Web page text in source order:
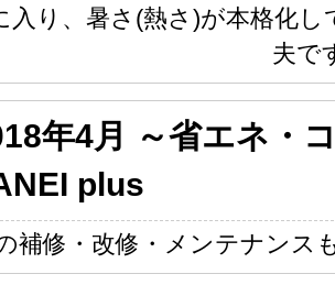
入り、暑さ(熱さ)が本格化
夫で
年4月 ～省エネ・
plus
補修・改修・メンテナンス